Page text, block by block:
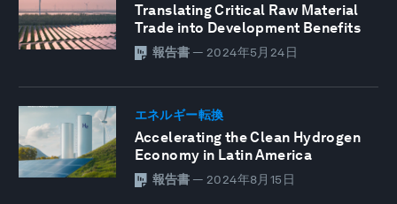
Translating Critical Raw Material
Trade into Development Benefits
報告書 — 2024年5月24日
エネルギー転換
Accelerating the Clean Hydrogen
Economy in Latin America
報告書 — 2024年8月15日